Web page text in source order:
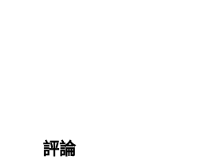
評論